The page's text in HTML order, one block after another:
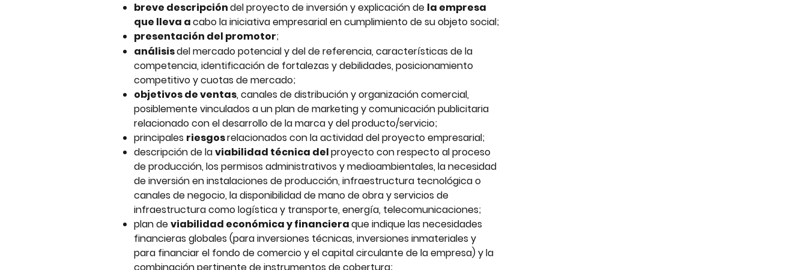
breve descripción del proyecto de inversión y explicación de la empresa
que lleva a cabo la iniciativa empresarial en cumplimiento de su objeto social;
presentación del promotor;
análisis del mercado potencial y del de referencia, características de la
competencia, identificación de fortalezas y debilidades, posicionamiento
competitivo y cuotas de mercado;
objetivos de ventas, canales de distribución y organización comercial,
posiblemente vinculados a un plan de marketing y comunicación publicitaria
relacionado con el desarrollo de la marca y del producto/servicio;
principales riesgos relacionados con la actividad del proyecto empresarial;
descripción de la viabilidad técnica del proyecto con respecto al proceso
de producción, los permisos administrativos y medioambientales, la necesidad
de inversión en instalaciones de producción, infraestructura tecnológica o
canales de negocio, la disponibilidad de mano de obra y servicios de
infraestructura como logística y transporte, energía, telecomunicaciones;
plan de viabilidad económica y financiera que indique las necesidades
financieras globales (para inversiones técnicas, inversiones inmateriales y
para financiar el fondo de comercio y el capital circulante de la empresa) y la